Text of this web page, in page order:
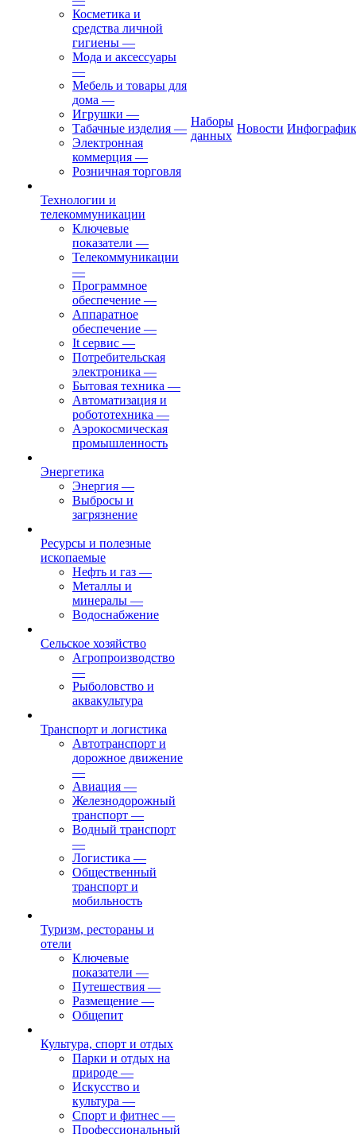
Косметика и
средства личной
гигиены —
Мода и аксессуары
—
Мебель и товары для
дома —
Игрушки —
Табачные изделия —
Электронная
коммерция —
Розничная торговля
Технологии и
телекоммуникации
Ключевые
показатели —
Телекоммуникации
—
Программное
обеспечение —
Аппаратное
обеспечение —
It сервис —
Потребительская
электроника —
Бытовая техника —
Автоматизация и
робототехника —
Аэрокосмическая
промышленность
Энергетика
Энергия —
Выбросы и
загрязнение
Ресурсы и полезные
ископаемые
Нефть и газ —
Металлы и
минералы —
Водоснабжение
Сельское хозяйство
Агропроизводство
—
Рыболовство и
аквакультура
Транспорт и логистика
Автотранспорт и
дорожное движение
—
Авиация —
Железнодорожный
транспорт —
Водный транспорт
—
Логистика —
Общественный
транспорт и
мобильность
Туризм, рестораны и
отели
Ключевые
показатели —
Путешествия —
Размещение —
Общепит
Культура, спорт и отдых
Парки и отдых на
природе —
Искусство и
культура —
Спорт и фитнес —
Профессиональный
Наборы
данных
Новости